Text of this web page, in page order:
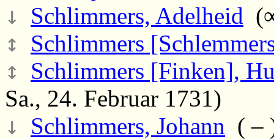
↓ Schlimmers, Adelheid
↕ Schlimmers
↕
Schlimmers [Finken],
Sa., 24. Februar 1731)
↓ Schlimmers, Johann ( –